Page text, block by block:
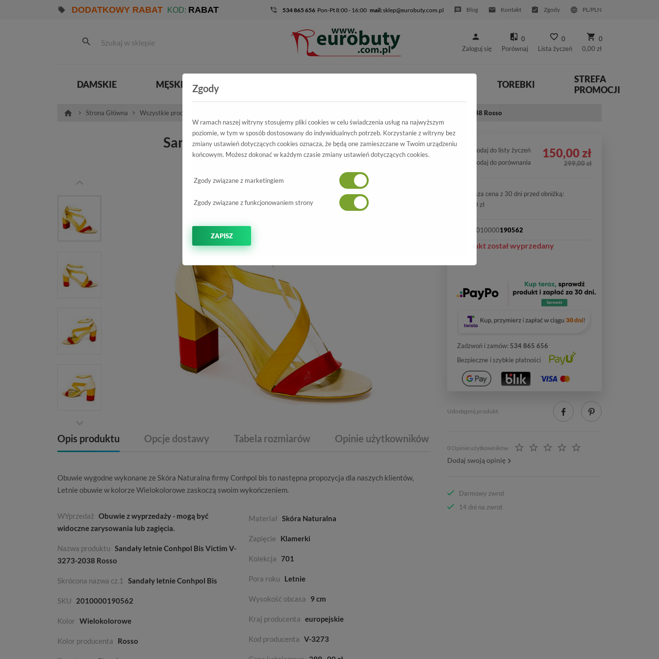
DODATKOWY RABAT KOD: RABAT 534 865 656 Pon-Pt 8:00 - 16:00 mail:sklep@eurobuty.com.pl Blog Kontakt Zgody PL/PLN
Zaloguj się
0
Porównaj
0
Lista życzeń
0
0,00 zł
DAMSKIE MĘSKIE TOREBKI
STREFA
PROMOCJI
Strona Główna Wszystkie produkty Sandały letnie Conhpol Bis Victim V-3273-2038 Rosso
Sandały letnie Conhpol Bis
Victim V-3273-2038 Rosso
-50%
Opis produktu Opcje dostawy Tabela rozmiarów Opinie użytkowników
Obuwie wygodne wykonane ze Skóra Naturalna firmyConhpol bis to następna propozycja dla naszych klientów,
Letnie obuwie w kolorze Wielokolorowe zaskoczą swoim wykończeniem.
WYprzedaż Obuwie z wyprzedaży - mogą być
widoczne zarysowania lub zagięcia.
Nazwa produktu Sandały letnie Conhpol Bis Victim V-
3273-2038 Rosso
Skrócona nazwa cz.1 Sandały letnie Conhpol Bis
SKU 2010000190562
Kolor Wielokolorowe
Kolor producenta Rosso
Materiał Skóra Naturalna
Zapięcie Klamerki
Kolekcja 701
Pora roku Letnie
Wysokość obcasa 9 cm
Kraj producenta europejskie
Kod producenta V-3273
Dodaj do listy życzeń
Dodaj do porównania
150,00 zł
299,00 zł
Najniższa cena z 30 dni przed obniżką:
150,00 zł
2010000190562
Produkt został wyprzedany
Zadzwoń i zamów: 534 865 656
Bezpieczne i szybkie płatności
Udostępnij produkt:
0 Opinie użytkowników
Dodaj swoją opinię
Darmowy zwrot
14 dni na zwrot
Zgody
W ramach naszej witryny stosujemy pliki cookies w celu świadczenia usług na najwyższym
poziomie, w tym w sposób dostosowany do indywidualnych potrzeb. Korzystanie z witryny bez
zmiany ustawień dotyczących cookies oznacza, że będą one zamieszczane w Twoim urządzeniu
końcowym. Możesz dokonać w każdym czasie zmiany ustawień dotyczących cookies.
Zgody związane z marketingiem
Zgody związane z funkcjonowaniem strony
ZAPISZ